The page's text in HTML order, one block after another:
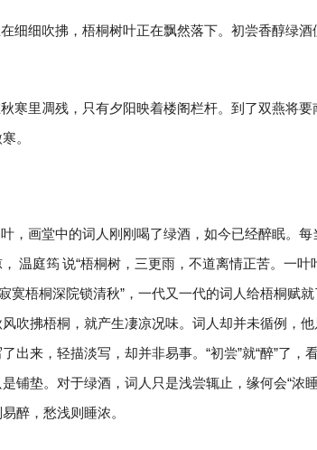
细细吹拂，梧桐树叶正在飘然落下。初尝香醇绿酒
寒里凋残，只有夕阳映着楼阁栏杆。到了双燕将要
。
，画堂中的词人刚刚喝了绿酒，如今已经醉眠。每
温庭筠说“梧桐树，三更雨，不道离情正苦。一叶
寞梧桐深院锁清秋”，一代又一代的词人给梧桐赋
吹拂梧桐，就产生凄凉况味。词人却并未循例，
出来，轻描淡写，却并非易事。“初尝”就“醉”了，
铺垫。对于绿酒，词人只是浅尝辄止，缘何会“浓
醉，愁浅则睡浓。